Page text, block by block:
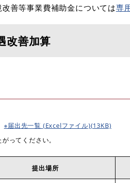
善等事業費補助金については専
改善加算
※届出先一覧 (Excelファイル)(13KB)
ってください。​​
提出場所